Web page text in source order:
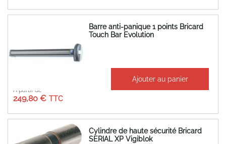
Barre anti-panique 1 points Bricard
Touch Bar Evolution
À partir de
249,80 €
Ajouter au panier
Cylindre de haute sécurité Bricard
SERIAL XP Vigiblok